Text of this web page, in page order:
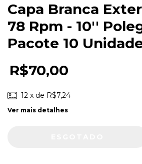
Capa Branca
78 Rpm - 10''
Pacote 10
R$70,00
12 x de R$7,24
Ver mais detalhes